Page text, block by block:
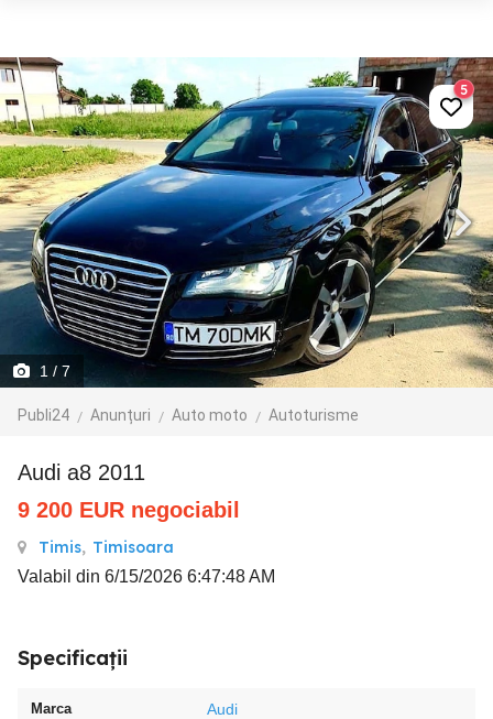
1 / 7
Publi24 Anunțuri Auto moto Autoturisme
5
audi a8 2011
9 200 EUR negociabil
Timis, Timisoara
Valabil din 6/15/2026 6:47:48 AM
Specificații
Marca Audi